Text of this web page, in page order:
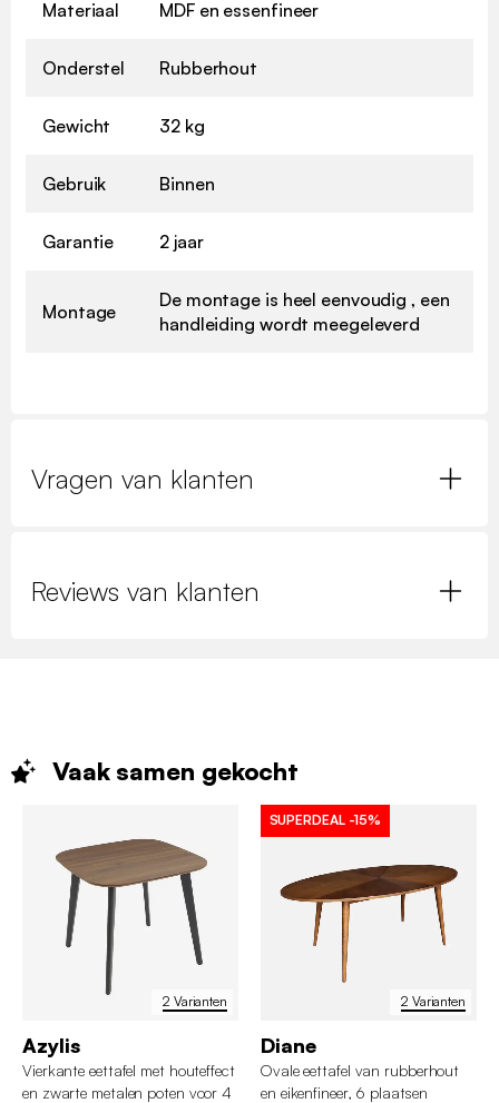
Materiaal MDF en essenfineer
Onderstel Rubberhout
Gewicht 32 kg
Gebruik Binnen
Garantie 2 jaar
Montage
De montage is heel eenvoudig , een
handleiding wordt meegeleverd
Vragen van klanten
Reviews van klanten
Vaak samen gekocht
2 Varianten
Azylis
Vierkante eettafel met houteffect
en zwarte metalen poten voor 4
2 Varianten
SUPERDEAL -15%
Diane
Ovale eettafel van rubberhout
en eikenfineer, 6 plaatsen